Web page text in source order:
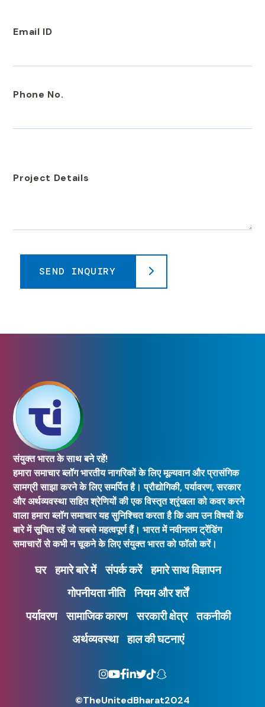
Email ID
Phone No.
Project Details
SEND INQUIRY
संयुक्त भारत के साथ बने रहें!
हमारा समाचार ब्लॉग भारतीय नागरिकों के लिए मूल्यवान और प्रासंगिक
सामग्री साझा करने के लिए समर्पित है। प्रौद्योगिकी, पर्यावरण, सरकार
और अर्थव्यवस्था सहित श्रेणियों की एक विस्तृत श्रृंखला को कवर करने
वाला हमारा ब्लॉग समाचार यह सुनिश्चित करता है कि आप उन विषयों के
बारे में सूचित रहें जो सबसे महत्वपूर्ण हैं। भारत में नवीनतम ट्रेंडिंग
समाचारों से कभी न चूकने के लिए संयुक्त भारत को फॉलो करें।
घर हमारे बारे में संपर्क करें हमारे साथ विज्ञापन
गोपनीयता नीति नियम और शर्तें
पर्यावरण सामाजिक कारण सरकारी क्षेत्र तकनीकी
अर्थव्यवस्था हाल की घटनाएं
©TheUnitedBharat2024